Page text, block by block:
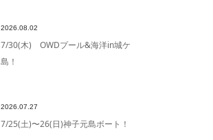
2026.08.02
7/30(木) OWDプール&海洋in城ケ
島！
2026.07.27
7/25(土)〜26(日)神子元島ボート！